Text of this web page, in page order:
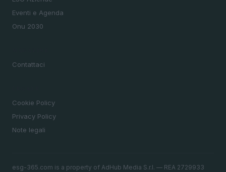
Eventi e Agenda
Onu 2030
Contattaci
Cookie Policy
Privacy Policy
Note legali
esg-365.com is a property of AdHub Media S.r.l. — REA 2729933